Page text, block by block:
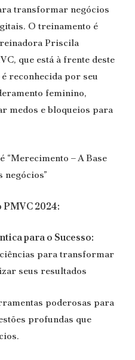
transformar negócios
O treinamento é
Priscila
que está à frente deste
reconhecida por seu
feminino,
medos e bloqueios para
“Merecimento – A Base
negócios”
2024:
para o Sucesso:
para transformar
seus resultados
poderosas para
profundas que